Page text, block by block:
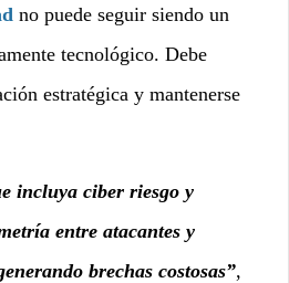
no puede seguir siendo un
tecnológico. Debe
estratégica y mantenerse
incluya ciber riesgo y
entre atacantes y
brechas costosas”,